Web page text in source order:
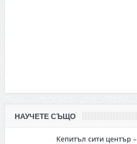
НАУЧЕТЕ СЪЩО
Кепитъл сити център